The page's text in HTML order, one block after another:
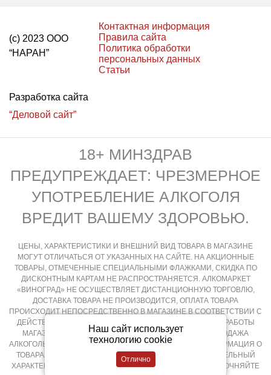
Наш сайт использует
технологию cookie
(с) 2023 ООО
“НАРАН”
Контактная информация
Правила сайта
Политика обработки
персональных данных
Статьи
Разработка сайта
“Деловой сайт”
18+ МИНЗДРАВ
ПРЕДУПРЕЖДАЕТ: ЧРЕЗМЕРНОЕ
УПОТРЕБЛЕНИЕ АЛКОГОЛЯ
ВРЕДИТ ВАШЕМУ ЗДОРОВЬЮ.
ЦЕНЫ, ХАРАКТЕРИСТИКИ И ВНЕШНИЙ ВИД ТОВАРА В МАГАЗИНЕ
МОГУТ ОТЛИЧАТЬСЯ ОТ УКАЗАННЫХ НА САЙТЕ. НА АКЦИОННЫЕ
ТОВАРЫ, ОТМЕЧЕННЫЕ СПЕЦИАЛЬНЫМИ ФЛАЖКАМИ, СКИДКА ПО
ДИСКОНТНЫМ КАРТАМ НЕ РАСПРОСТРАНЯЕТСЯ. АЛКОМАРКЕТ
«ВИНОГРАД» НЕ ОСУЩЕСТВЛЯЕТ ДИСТАНЦИОННУЮ ТОРГОВЛЮ,
ДОСТАВКА ТОВАРА НЕ ПРОИЗВОДИТСЯ, ОПЛАТА ТОВАРА
ПРОИСХОДИТ НЕПОСРЕДСТВЕННО В МАГАЗИНЕ В СООТВЕТСТВИИ С
ДЕЙСТВУЮЩИМ ЗАКОНОДАТЕЛЬСТВОМ РФ И РЕЖИМОМ РАБОТЫ
МАГАЗИНА, КРУГЛОСУТОЧНАЯ И ДИСТАНЦИОННАЯ ПРОДАЖА
АЛКОГОЛЬНОЙ ПРОДУКЦИИ НЕ ОСУЩЕСТВЛЯЕТСЯ. ИНФОРМАЦИЯ О
ТОВАРАХ, РАЗМЕЩЕННАЯ НА САЙТЕ НОСИТ ОЗНАКОМИТЕЛЬНЫЙ
ХАРАКТЕР, ПОДРОБНОСТИ О ПРИОБРЕТЕНИИ ТОВАРОВ УТОЧНЯЙТЕ